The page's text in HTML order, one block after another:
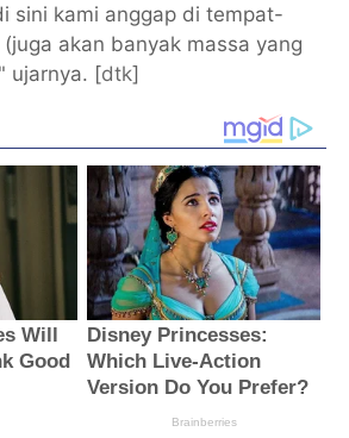
sini kami anggap di tempat-
akan banyak massa yang
ujarnya. [dtk]